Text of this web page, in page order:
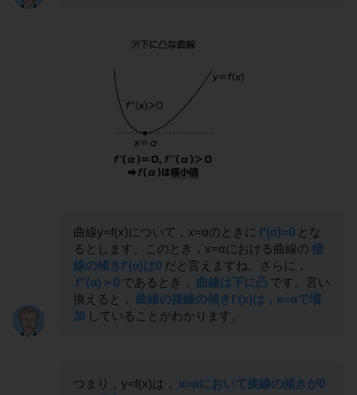
曲線y=f(x)について，x=αのときに f'(α)=0 とな
るとします。このとき，x=αにおける曲線の 接
線の傾きf'(α)は0 だと言えますね。さらに，
f''(α)＞0 であるとき， 曲線は下に凸 です。言い
換えると，
曲線の接線の傾きf'(x)は，x=αで増
加 していることがわかります。
つまり，y=f(x)は，
x=αにおいて接線の傾きが0